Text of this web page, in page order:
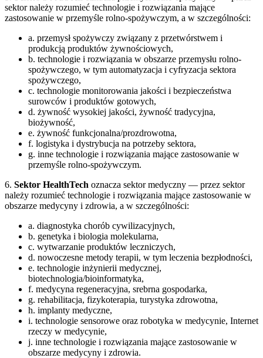
sektor należy rozumieć technologie i rozwiązania mające
zastosowanie w przemyśle rolno-spożywczym, a w szczególności:
a. przemysł spożywczy związany z przetwórstwem i
produkcją produktów żywnościowych,
b. technologie i rozwiązania w obszarze przemysłu rolno-
spożywczego, w tym automatyzacja i cyfryzacja sektora
spożywczego,
c. technologie monitorowania jakości i bezpieczeństwa
surowców i produktów gotowych,
d. żywność wysokiej jakości, żywność tradycyjna,
biożywność,
e. żywność funkcjonalna/prozdrowotna,
f. logistyka i dystrybucja na potrzeby sektora,
g. inne technologie i rozwiązania mające zastosowanie w
przemyśle rolno-spożywczym.
6. Sektor HealthTech oznacza sektor medyczny — przez sektor
należy rozumieć technologie i rozwiązania mające zastosowanie w
obszarze medycyny i zdrowia, a w szczególności:
a. diagnostyka chorób cywilizacyjnych,
b. genetyka i biologia molekularna,
c. wytwarzanie produktów leczniczych,
d. nowoczesne metody terapii, w tym leczenia bezpłodności,
e. technologie inżynierii medycznej,
biotechnologia/bioinformatyka,
f. medycyna regeneracyjna, srebrna gospodarka,
g. rehabilitacja, fizykoterapia, turystyka zdrowotna,
h. implanty medyczne,
i. technologie sensorowe oraz robotyka w medycynie, Internet
rzeczy w medycynie,
j. inne technologie i rozwiązania mające zastosowanie w
obszarze medycyny i zdrowia.